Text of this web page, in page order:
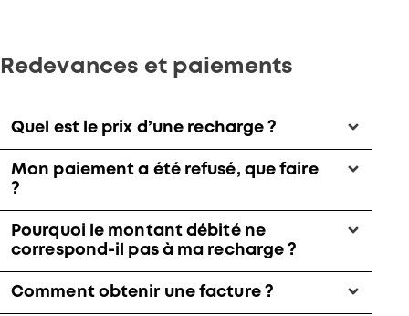
Redevances et paiements
Quel est le prix d’une recharge ?
Mon paiement a été refusé, que faire
?
Pourquoi le montant débité ne
correspond-il pas à ma recharge ?
Comment obtenir une facture ?